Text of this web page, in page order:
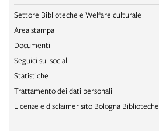
Settore Biblioteche e Welfare culturale
Area stampa
Documenti
Seguici sui social
Statistiche
Trattamento dei dati personali
Licenze e disclaimer sito Bologna Biblioteche